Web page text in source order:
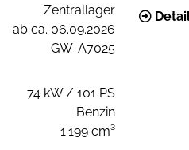
Zentrallager
ab ca. 06.09.2026
GW-A7025
74 kW / 101 PS
Benzin
1.199 cm³